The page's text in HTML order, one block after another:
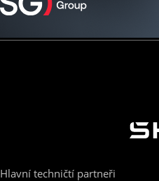
Hlavní techničtí partneři